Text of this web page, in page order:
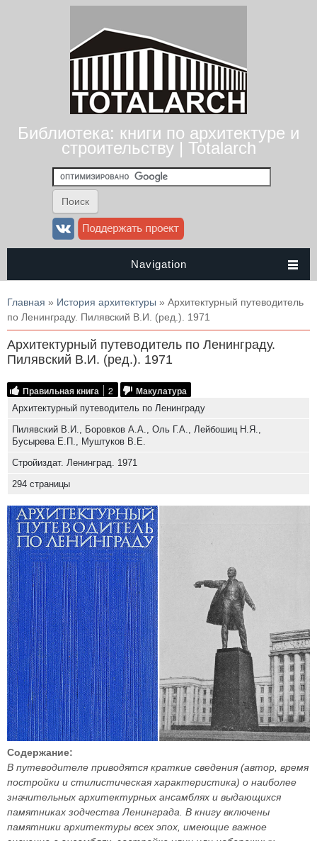
Библиотека: книги по архитектуре и
строительству | Totalarch
Navigation
Вы здесь
Главная » История архитектуры » Архитектурный путеводитель
по Ленинграду. Пилявский В.И. (ред.). 1971
Архитектурный путеводитель по Ленинграду.
Пилявский В.И. (ред.). 1971
Правильная книга 2 Макулатура
Архитектурный путеводитель по Ленинграду
Пилявский В.И., Боровков A.A., Оль Г.А., Лейбошиц Н.Я.,
Бусырева Е.П., Муштуков В.Е.
Стройиздат. Ленинград. 1971
294 страницы
Содержание:
В путеводителе приводятся краткие сведения (автор, время
постройки и стилистическая характеристика) о наиболее
значительных архитектурных ансамблях и выдающихся
памятниках зодчества Ленинграда. В книгу включены
памятники архитектуры всех эпох, имеющие важное